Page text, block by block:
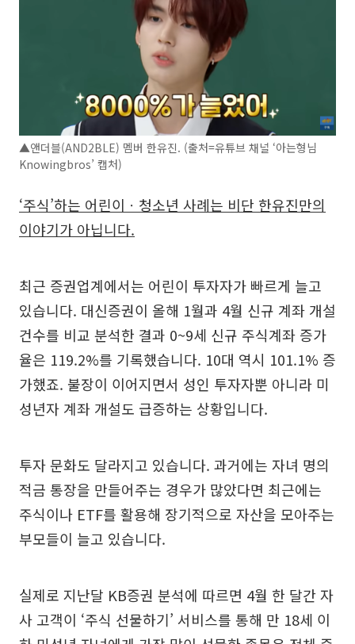
▲앤더블(AND2BLE) 멤버 한유진. (출처=유튜브 채널 ‘아는형님
Knowingbros’ 캡처)
‘주식’하는 어린이ㆍ청소년 사례는 비단 한유진만의
이야기가 아닙니다.
최근 증권업계에서는 어린이 투자자가 빠르게 늘고
있습니다. 대신증권이 올해 1월과 4월 신규 계좌 개설
건수를 비교 분석한 결과 0~9세 신규 주식계좌 증가
율은 119.2%를 기록했습니다. 10대 역시 101.1% 증
가했죠. 불장이 이어지면서 성인 투자자뿐 아니라 미
성년자 계좌 개설도 급증하는 상황입니다.
투자 문화도 달라지고 있습니다. 과거에는 자녀 명의
적금 통장을 만들어주는 경우가 많았다면 최근에는
주식이나 ETF를 활용해 장기적으로 자산을 모아주는
부모들이 늘고 있습니다.
실제로 지난달 KB증권 분석에 따르면 4월 한 달간 자
사 고객이 ‘주식 선물하기’ 서비스를 통해 만 18세 이